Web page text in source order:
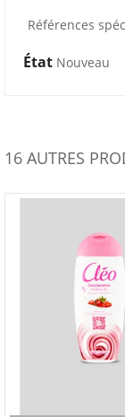
Références
État Nouveau
16 AUTRES